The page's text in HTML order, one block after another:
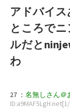
アドバイ
ところで
ルだと
わ
27 ： 名無しさん＠